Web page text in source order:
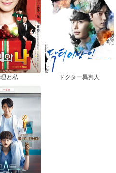
と私 ドクター異邦人